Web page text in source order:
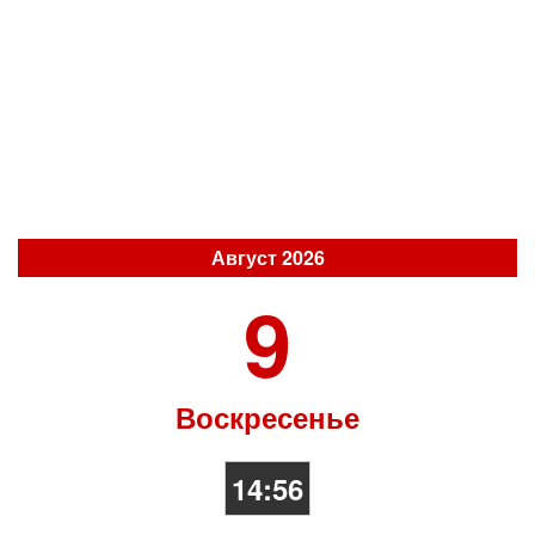
Август 2026
9
Воскресенье
14:56